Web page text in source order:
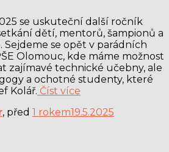
se uskuteční další ročník
dětí, mentorů, šampionů a
Sejdeme se opět v parádních
Olomouc, kde máme možnost
zajímavé technické učebny, ale
a ochotné studenty, které
Kolář. Číst více
, před 1 rokem19.5.2025